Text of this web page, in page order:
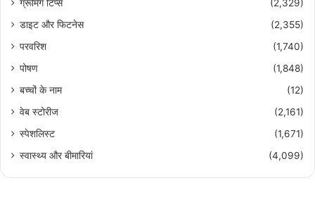
ग्रूमिंग टिप्स
(2,329)
डाइट और फिटनेस
(2,355)
परवरिश
(1,740)
पोषण
(1,848)
बच्चों के नाम
(12)
वेब स्टोरीज
(2,161)
स्पेशलिस्ट
(1,671)
स्वास्थ्य और बीमारियां
(4,099)